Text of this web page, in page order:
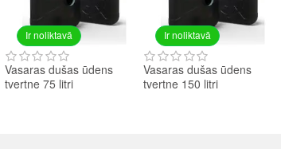
Ir noliktavā
Vasaras dušas ūdens
tvertne 75 litri
Ir noliktavā
Vasaras dušas ūdens
tvertne 150 litri